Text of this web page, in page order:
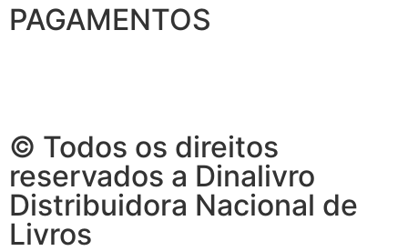
PAGAMENTOS
© Todos os direitos
reservados a Dinalivro
Distribuidora Nacional de
Livros